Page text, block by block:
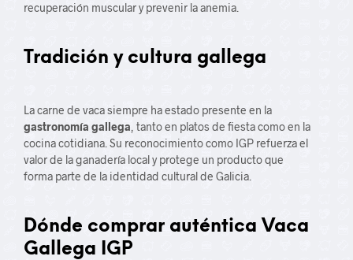
recuperación muscular y prevenir la anemia.
Tradición y cultura gallega
La carne de vaca siempre ha estado presente en la
gastronomía gallega , tanto en platos de fiesta como en la
cocina cotidiana. Su reconocimiento como IGP refuerza el
valor de la ganadería local y protege un producto que
forma parte de la identidad cultural de Galicia.
Dónde comprar auténtica Vaca
Gallega IGP